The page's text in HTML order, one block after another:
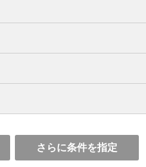
さらに条件を指定